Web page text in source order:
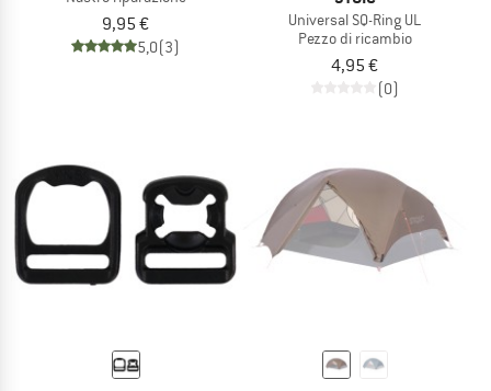
9,95 €
5,0(3)
Universal SQ-Ring UL
Pezzo di ricambio
4,95 €
(0)